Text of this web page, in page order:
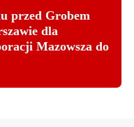
przed Grobem
dla
Mazowsza do